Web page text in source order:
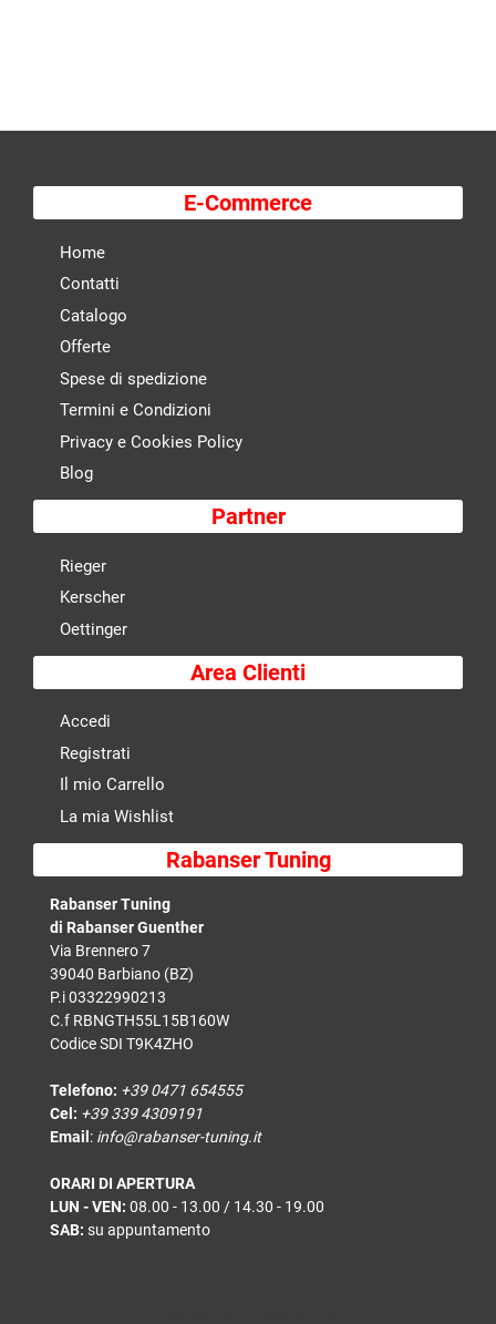
E-Commerce
Home
Contatti
Catalogo
Offerte
Spese di spedizione
Termini e Condizioni
Privacy e Cookies Policy
Blog
Partner
Rieger
Kerscher
Oettinger
Area Clienti
Accedi
Registrati
Il mio Carrello
La mia Wishlist
Rabanser Tuning
Rabanser Tuning
di Rabanser Guenther
Via Brennero 7
39040 Barbiano (BZ)
P.i 03322990213
C.f RBNGTH55L15B160W
Codice SDI T9K4ZHO
Telefono: +39 0471 654555
Cel: +39 339 4309191
Email : info@rabanser-tuning.it
ORARI DI APERTURA
LUN - VEN: 08.00 - 13.00 / 14.30 - 19.00
SAB: su appuntamento